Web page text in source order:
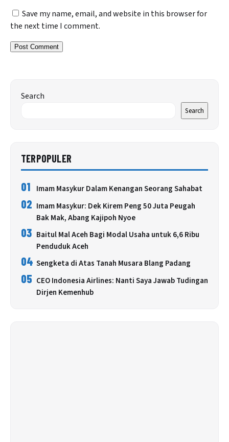
Save my name, email, and website in this browser for
the next time I comment.
Search
Search
TERPOPULER
01 Imam Masykur Dalam Kenangan Seorang Sahabat
02 Imam Masykur: Dek Kirem Peng 50 Juta Peugah
Bak Mak, Abang Kajipoh Nyoe
03 Baitul Mal Aceh Bagi Modal Usaha untuk 6,6 Ribu
Penduduk Aceh
04 Sengketa di Atas Tanah Musara Blang Padang
05 CEO Indonesia Airlines: Nanti Saya Jawab Tudingan
Dirjen Kemenhub